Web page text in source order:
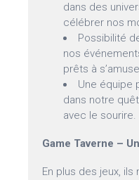
dans des
célébrer nos
Possibilité
nos
prêts à
Une équipe
dans notre
avec le sourire.
Game Taverne –
En plus des jeux,